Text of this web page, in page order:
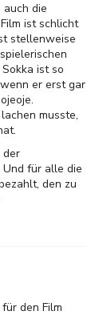
auch die
ist schlicht
stellenweise
ist so
er erst gar
musste,
der
für alle die
den zu
den Film